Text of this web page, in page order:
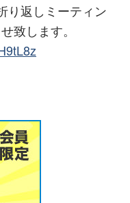
り返しミーティン
致します。